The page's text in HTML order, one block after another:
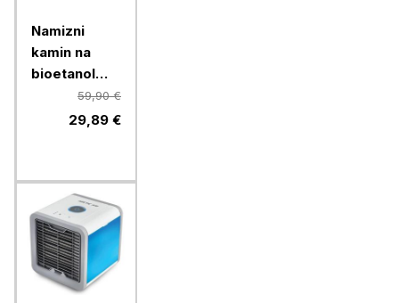
Namizni
kamin na
bioetanol
Chameleon
LLW-OTF01,
59,90 €
29,89 €